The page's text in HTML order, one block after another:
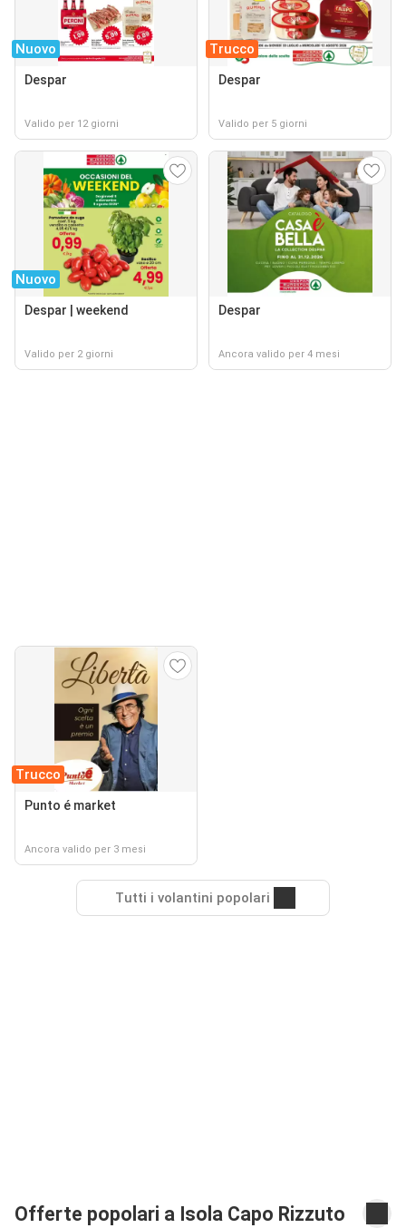
Nuovo
Despar
Valido per 12 giorni
Trucco
Despar
Valido per 5 giorni
Nuovo
Despar | weekend
Valido per 2 giorni
Despar
Ancora valido per 4 mesi
Trucco
Punto é market
Ancora valido per 3 mesi
Tutti i volantini popolari
Offerte popolari a Isola Capo Rizzuto